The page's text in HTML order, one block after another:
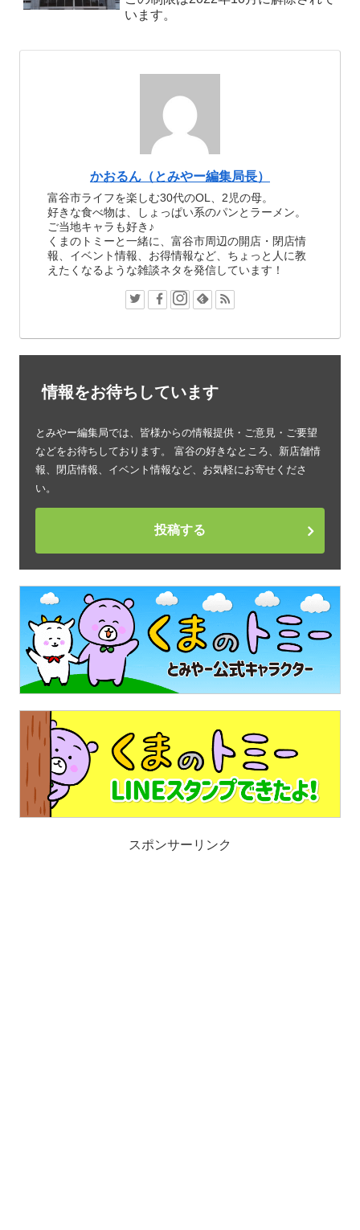
います。
かおるん（とみやー編集局長）
富谷市ライフを楽しむ30代のOL、2児の母。
好きな食べ物は、しょっぱい系のパンとラーメン。
ご当地キャラも好き♪
くまのトミーと一緒に、富谷市周辺の開店・閉店情
報、イベント情報、お得情報など、ちょっと人に教
えたくなるような雑談ネタを発信しています！
情報をお待ちしています
とみやー編集局では、皆様からの情報提供・ご意見・ご要望
などをお待ちしております。 富谷の好きなところ、新店舗情
報、閉店情報、イベント情報など、お気軽にお寄せくださ
い。
投稿する
スポンサーリンク